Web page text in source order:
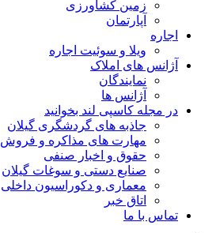
زمین کشاورزی
آپارتمان
اجاره
ویلا و سوئیت اجاره
آژانس های املاک
نمایندگان
آژانس ها
در مجله کاسپی لند بخوانید
جاذبه های گردشگری گیلان
مهارت های مذاکره و فروش
حقوق و اخبار صنفی
صنایع دستی و سوغات گیلان
معماری و دکوراسیون داخلی
اتاق خبر
تماس با ما